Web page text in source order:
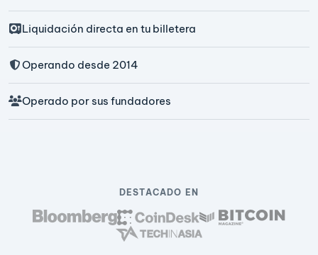
Liquidación directa en tu billetera
Operando desde 2014
Operado por sus fundadores
DESTACADO EN